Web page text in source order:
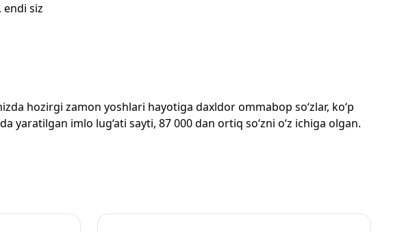
siz
hozirgi zamon yoshlari hayotiga daxldor ommabop so‘zlar, ko‘p
yaratilgan imlo lug‘ati sayti, 87 000 dan ortiq so‘zni o‘z ichiga olgan.